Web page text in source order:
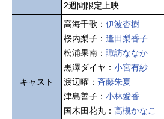
2週間限定上映
キャスト
高海千歌： 伊波杏樹
桜内梨子： 逢田梨香子
松浦果南： 諏訪ななか
黒澤ダイヤ： 小宮有紗
渡辺曜： 斉藤朱夏
津島善子： 小林愛香
国木田花丸： 高槻かなこ